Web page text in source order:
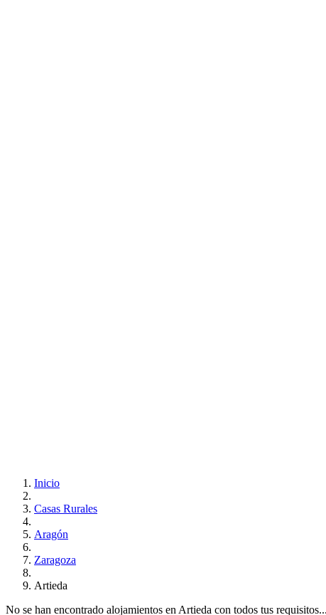
Inicio
Casas Rurales
Aragón
Zaragoza
Artieda
No se han encontrado alojamientos en Artieda con todos tus